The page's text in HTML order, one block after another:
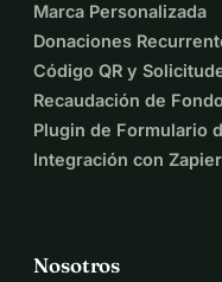
Marca Personalizada
Donaciones
Código QR y
Recaudación de
Plugin de Formulario
Integración con Zapier
Nosotros